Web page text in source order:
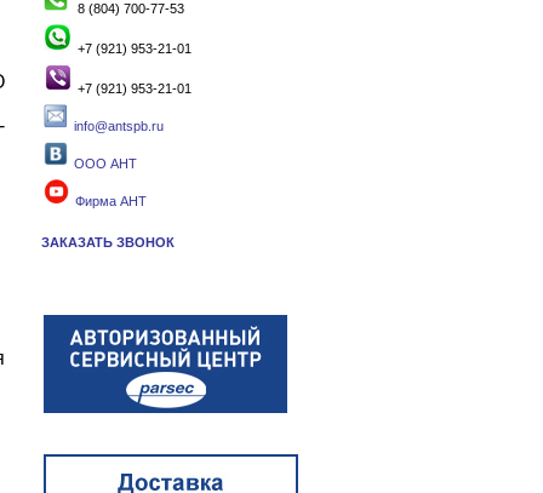
8 (804) 700-77-53
+7 (921) 953-21-01
+7 (921) 953-21-01
info@antspb.ru
ООО АНТ
Фирма АНТ
ЗАКАЗАТЬ ЗВОНОК